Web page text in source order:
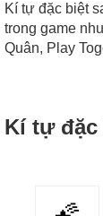
Kí tự đặc biệt
trong game
Quân, Play
Kí tự